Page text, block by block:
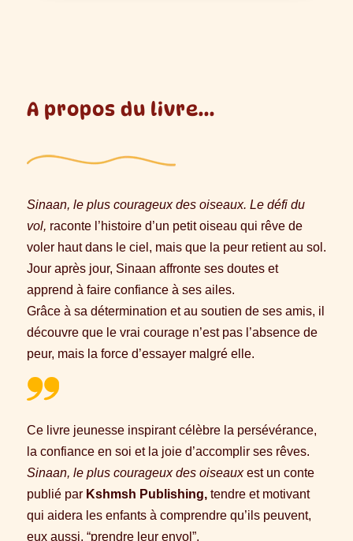
A propos du livre...
Sinaan, le plus courageux des oiseaux. Le défi du
vol, raconte l’histoire d’un petit oiseau qui rêve de
voler haut dans le ciel, mais que la peur retient au sol.
Jour après jour, Sinaan affronte ses doutes et
apprend à faire confiance à ses ailes.
Grâce à sa détermination et au soutien de ses amis, il
découvre que le vrai courage n’est pas l’absence de
peur, mais la force d’essayer malgré elle.
Ce livre jeunesse inspirant célèbre la persévérance,
la confiance en soi et la joie d’accomplir ses rêves.
Sinaan, le plus courageux des oiseauxest un conte
publié par Kshmsh Publishing,tendre et motivant
qui aidera les enfants à comprendre qu’ils peuvent,
eux aussi, “prendre leur envol”.